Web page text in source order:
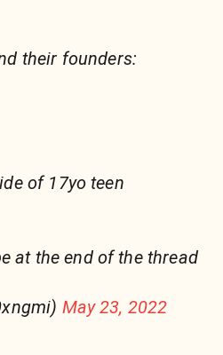
their founders:
of 17yo teen
at the end of the thread
May 23, 2022